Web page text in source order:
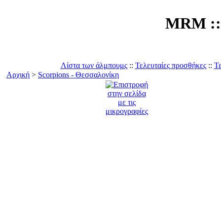
MRM
Λίστα των άλμπουμς:: Τελευταίες προσθήκες::
Αρχική > Scorpions - Θεσσαλονίκη